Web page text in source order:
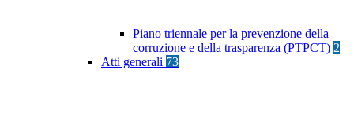
Piano triennale per la prevenzione della
corruzione e della trasparenza (PTPCT) 2
Atti generali 73